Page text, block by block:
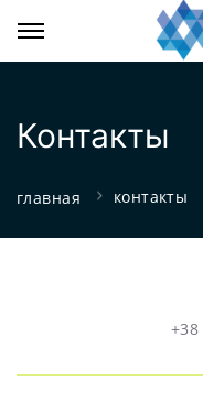
Контакты
главная контакты